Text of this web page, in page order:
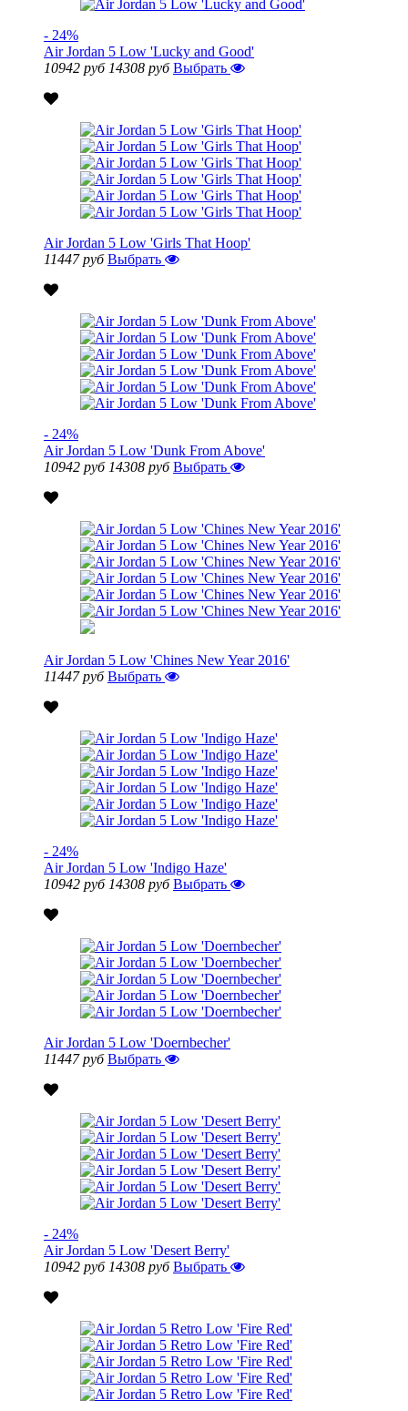
- 24%
Air Jordan 5 Low 'Lucky and Good'
10942 руб 14308 руб Выбрать
Air Jordan 5 Low 'Girls That Hoop'
11447 руб Выбрать
- 24%
Air Jordan 5 Low 'Dunk From Above'
10942 руб 14308 руб Выбрать
Air Jordan 5 Low 'Chines New Year 2016'
11447 руб Выбрать
- 24%
Air Jordan 5 Low 'Indigo Haze'
10942 руб 14308 руб Выбрать
Air Jordan 5 Low 'Doernbecher'
11447 руб Выбрать
- 24%
Air Jordan 5 Low 'Desert Berry'
10942 руб 14308 руб Выбрать